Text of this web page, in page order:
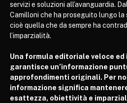
servizi e soluzioni all’avanguardia.
Camilloni che ha proseguito lungo
cioè quella che da sempre ha
l’imparzialità.
Una formula editoriale veloce ed
garantisce un’informazione
approfondimenti originali. Per
informazione significa
esattezza, obiettività e